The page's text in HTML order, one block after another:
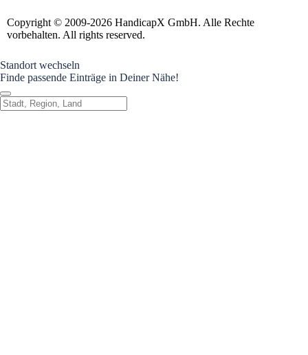
Copyright © 2009-2026 HandicapX GmbH. Alle Rechte
vorbehalten. All rights reserved.
Standort wechseln
Finde passende Einträge in Deiner Nähe!
Standort wechseln